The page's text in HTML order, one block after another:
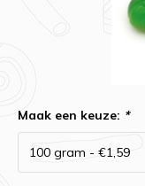
Maak een keuze: *